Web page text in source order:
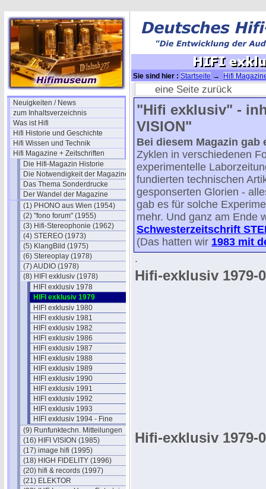
Neuigkeiten / News
zum Inhaltsverzeichnis
Was ist Hifi
Hifi Historie und Geschichte
Hifi Wissen und Technik
Hifi Magazine + Zeitschriften
Die Hifi-Magazin Historie
Die Notwendigkeit der Magazine
Das Thema Sonderdrucke
Der Wandel der Magazine
(1) PHONO aus Wien (1954)
(2) "fono forum" (1955)
(3) Hifi-Stereophonie (1962)
(4) STEREO (1973)
(5) KlangBild (1975)
(6) Stereoplay (1978)
(7) AUDIO (1978)
(8) HIFI exklusiv (1978)
HIFI exklusiv 1978
HIFI exklusiv 1979
HIFI exklusiv 1980
HIFI exklusiv 1981
HIFI exklusiv 1982
HIFI exklusiv 1986
HIFI exklusiv 1987
HIFI exklusiv 1988
HIFI exklusiv 1989
HIFI exklusiv 1990
HIFI exklusiv 1991
HIFI exklusiv 1992
HIFI exklusiv 1993
HIFI exklusiv 1994 - Fine
(9) Runfunktechn. Mitteilungen
(16) HIFI VISION (1985)
(17) image hifi (1995)
(18) HIGH FIDELITY (1996)
(20) hifi & records (1997)
(21) ELEKTOR
Sie sind hier : Startseite → Hifi
eine Seite zurück
"Hifi exklusiv" -
VISION"
Bei diesem Magazin gab
Zyklen in verschiedenen
experimentelle
fundierten technischen
gesponserten Glorien -
gab es für solche
mehr. Und ganz am Ende
Schwesterzeitschrift
(Das hatten wir 1983 mit
.
Hifi-exklusiv 1979-
Hifi-exklusiv 1979-